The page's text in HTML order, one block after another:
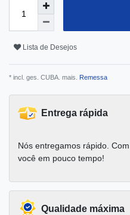
Lista de Desejos
* incl. ges. CUBA. mais. Remessa
Entrega rápida
Nós entregamos rápido.
você em pouco tempo!
Qualidade máxima